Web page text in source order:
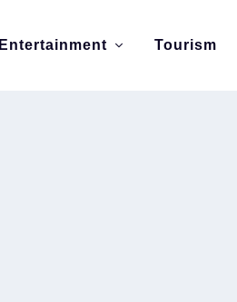
Entertainment Tourism